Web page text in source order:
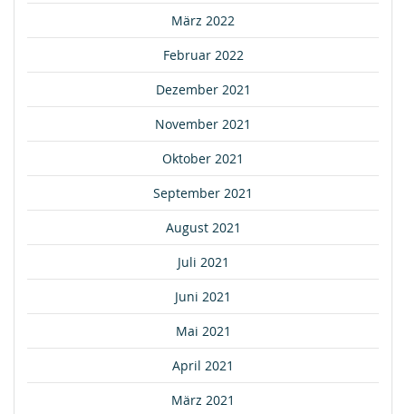
März 2022
Februar 2022
Dezember 2021
November 2021
Oktober 2021
September 2021
August 2021
Juli 2021
Juni 2021
Mai 2021
April 2021
März 2021